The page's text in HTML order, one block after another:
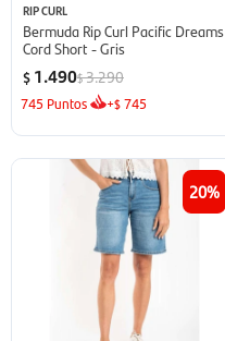
RIP CURL
Bermuda Rip Curl Pacific Dreams
Cord Short - Gris
$ 1.490$3.290
745 Puntos +$745
20